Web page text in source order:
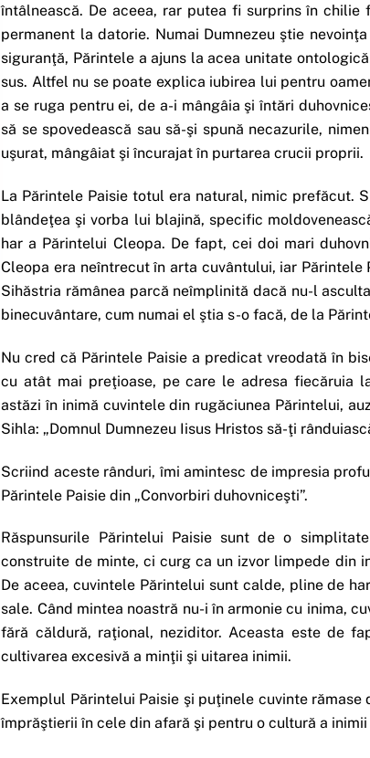
întâlnească. De aceea, rar putea fi surprins în
permanent la datorie. Numai Dumnezeu ştie
siguranţă, Părintele a ajuns la acea unitate
sus. Altfel nu se poate explica iubirea lui pentru
a se ruga pentru ei, de a-i mângâia şi întări
să se spovedească sau să-şi spună necazurile,
uşurat, mângâiat şi încurajat în purtarea crucii proprii.
La Părintele Paisie totul era natural, nimic prefăcut.
blândeţea şi vorba lui blajină, specific
har a Părintelui Cleopa. De fapt, cei doi mari
Cleopa era neîntrecut în arta cuvântului, iar
Sihăstria rămânea parcă neîmplinită dacă nu-l
binecuvântare, cum numai el ştia s-o facă, de la
Nu cred că Părintele Paisie a predicat vreodată în
cu atât mai preţioase, pe care le adresa fiecăruia
astăzi în inimă cuvintele din rugăciunea Părintelui,
Sihla: „Domnul Dumnezeu Iisus Hristos să-ţi
Scriind aceste rânduri, îmi amintesc de impresia
Părintele Paisie din „Convorbiri duhovniceşti”.
Răspunsurile Părintelui Paisie sunt de o
construite de minte, ci curg ca un izvor limpede din
De aceea, cuvintele Părintelui sunt calde, pline de
sale. Când mintea noastră nu-i în armonie cu inima,
fără căldură, raţional, neziditor. Aceasta este de
cultivarea excesivă a minţii şi uitarea inimii.
Exemplul Părintelui Paisie şi puţinele cuvinte
împrăştierii în cele din afară şi pentru o cultură a